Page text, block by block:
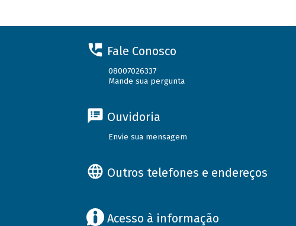
Fale Conosco
08007026337
Mande sua pergunta
Ouvidoria
Envie sua mensagem
Outros telefones e endereços
Acesso à informação